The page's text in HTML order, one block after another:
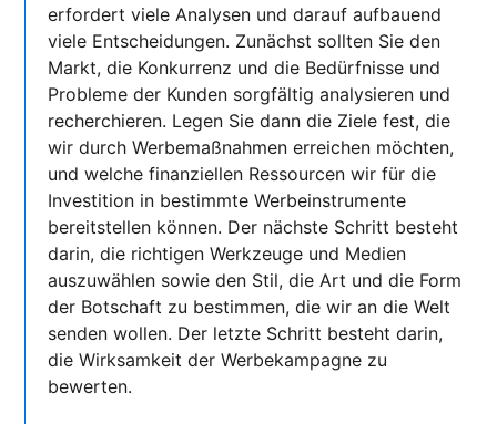
erfordert viele Analysen und darauf aufbauend
viele Entscheidungen. Zunächst sollten Sie den
Markt, die Konkurrenz und die Bedürfnisse und
Probleme der Kunden sorgfältig analysieren und
recherchieren. Legen Sie dann die Ziele fest, die
wir durch Werbemaßnahmen erreichen möchten,
und welche finanziellen Ressourcen wir für die
Investition in bestimmte Werbeinstrumente
bereitstellen können. Der nächste Schritt besteht
darin, die richtigen Werkzeuge und Medien
auszuwählen sowie den Stil, die Art und die Form
der Botschaft zu bestimmen, die wir an die Welt
senden wollen. Der letzte Schritt besteht darin,
die Wirksamkeit der Werbekampagne zu
bewerten.